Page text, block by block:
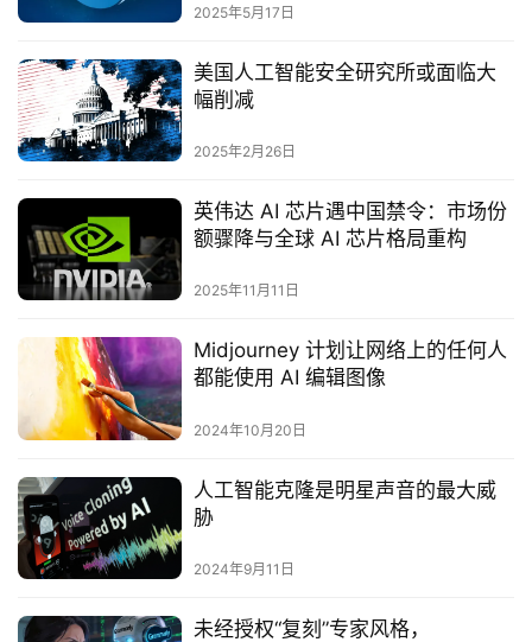
2025年5月17日
美国人工智能安全研究所或面临大
幅削减
2025年2月26日
英伟达 AI 芯片遇中国禁令：市场份
额骤降与全球 AI 芯片格局重构
2025年11月11日
Midjourney 计划让网络上的任何人
都能使用 AI 编辑图像
2024年10月20日
人工智能克隆是明星声音的最大威
胁
2024年9月11日
未经授权“复刻”专家风格，